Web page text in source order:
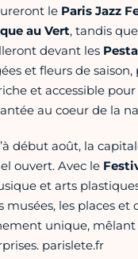
le Paris Jazz
au Vert, tandis
devant les
et fleurs de saison,
et accessible
au coeur de la
début août, la
ouvert. Avec le
et arts
musées, les places et
unique,
parislete.fr